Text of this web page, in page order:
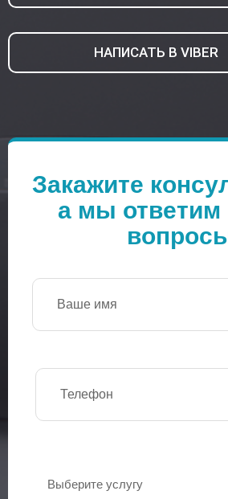
НАПИСАТЬ В VIBER
Закажите
а мы ответим